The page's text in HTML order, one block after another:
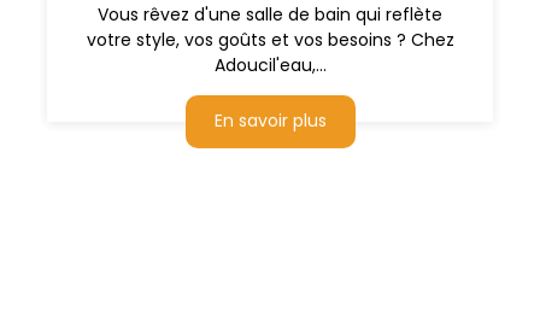
Vous rêvez d'une salle de bain qui reflète
votre style, vos goûts et vos besoins ? Chez
Adoucil'eau,...
En savoir plus